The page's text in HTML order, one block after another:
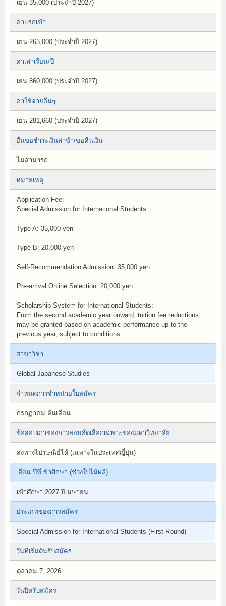
เยน 35,000 (ประจำปี 2027)
ค่าแรกเข้า
เยน 263,000 (ประจำปี 2027)
ค่าเล่าเรียน/ปี
เยน 860,000 (ประจำปี 2027)
ค่าใช้จ่ายอื่นๆ
เยน 281,660 (ประจำปี 2027)
ยื่นขอชำระเงินล่าช้า/ขอคืนเงิน
ไม่สามารถ
หมายเหตุ
Application Fee:
Special Admission for International Students:
Type A: 35,000 yen
Type B: 20,000 yen
Self-Recommendation Admission: 35,000 yen
Pre-arrival Online Selection: 20,000 yen
Scholarship System for International Students:
From the second academic year onward, tuition fee reductions
may be granted based on academic performance up to the
previous year, subject to conditions.
สาขาวิชา
Global Japanese Studies
กำหนดการจำหน่ายใบสมัคร
กรกฏาคม ต้นเดือน
ข้อสอบเก่าของการสอบคัดเลือกเฉพาะของมหาวิทยาลัย
ส่งทางไปรษณีย์ได้ (เฉพาะในประเทศญี่ปุ่น)
เดือน ปีที่เข้าศึกษา (ช่วงใบไม้ผลิ)
เข้าศึกษา 2027 ปีเมษายน
ประเภทของการสมัคร
Special Admission for International Students (First Round)
วันที่เริ่มต้นรับสมัคร
ตุลาคม 7, 2026
วันปิดรับสมัคร